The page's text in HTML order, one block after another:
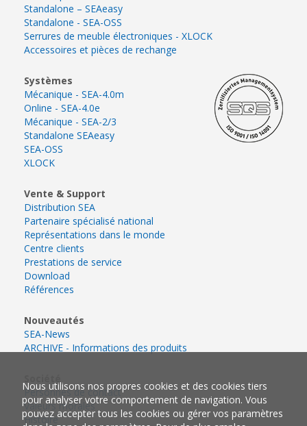
Standalone – SEAeasy
Standalone - SEA-OSS
Serrures de meuble électroniques - XLOCK
Accessoires et pièces de rechange
Systèmes
Mécanique - SEA-4.0m
Online - SEA-4.0e
Mécanique - SEA-2/3
Standalone SEAeasy
SEA-OSS
XLOCK
Vente & Support
Distribution SEA
Partenaire spécialisé national
Représentations dans le monde
Centre clients
Prestations de service
Download
Références
Nouveautés
SEA-News
ARCHIVE - Informations des produits
Personnes de contact
Valeurs morales
Histoire
Nous utilisons nos propres cookies et des cookies tiers
pour analyser votre comportement de navigation. Vous
pouvez accepter tous les cookies ou gérer vos paramètres